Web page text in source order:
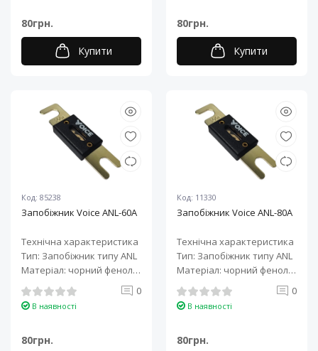
80грн.
Купити
80грн.
Купити
Код: 85238
Запобіжник Voice ANL-60A
Технічна характеристика
Тип: Запобіжник типу ANL
Матеріал: чорний фенол
альдегід + латунь з поз.. 0
В наявності
80грн.
Код: 11330
Запобіжник Voice ANL-80A
Технічна характеристика
Тип: Запобіжник типу ANL
Матеріал: чорний фенол
альдегід + латунь з поз.. 0
В наявності
80грн.